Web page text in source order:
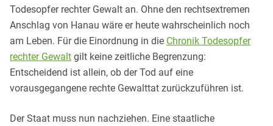
Todesopfer rechter Gewalt an. Ohne den rechtsextremen
Anschlag von Hanau wäre er heute wahrscheinlich noch
am Leben. Für die Einordnung in die Chronik Todesopfer
rechter Gewalt gilt keine zeitliche Begrenzung:
Entscheidend ist allein, ob der Tod auf eine
vorausgegangene rechte Gewalttat zurückzuführen ist.
Der Staat muss nun nachziehen. Eine staatliche